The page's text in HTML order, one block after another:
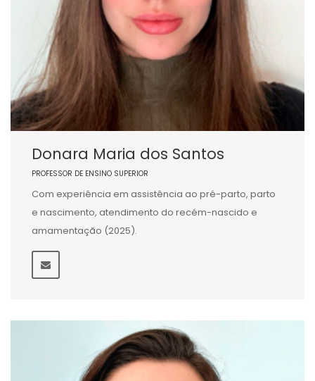
Donara Maria dos Santos
PROFESSOR DE ENSINO SUPERIOR
Com experiência em assistência ao pré-parto, parto
e nascimento, atendimento do recém-nascido e
amamentação (2025).